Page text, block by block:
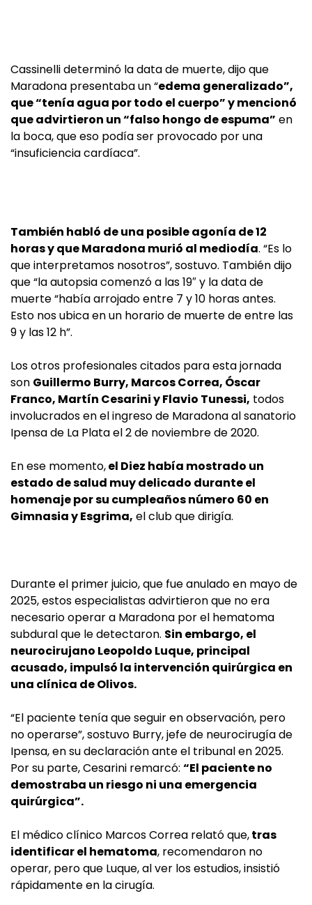
Cassinelli determinó la data de muerte, dijo que
Maradona presentaba un “edema generalizado”,
que “tenía agua por todo el cuerpo” y mencionó
que advirtieron un “falso hongo de espuma” en
la boca, que eso podía ser provocado por una
“insuficiencia cardíaca”.
También habló de una posible agonía de 12
horas y que Maradona murió al mediodía. “Es lo
que interpretamos nosotros”, sostuvo. También dijo
que “la autopsia comenzó a las 19″ y la data de
muerte “había arrojado entre 7 y 10 horas antes.
Esto nos ubica en un horario de muerte de entre las
9 y las 12 h”.
Los otros profesionales citados para esta jornada
son Guillermo Burry, Marcos Correa, Óscar
Franco, Martín Cesarini y Flavio Tunessi, todos
involucrados en el ingreso de Maradona al sanatorio
Ipensa de La Plata el 2 de noviembre de 2020.
En ese momento,el Diez había mostrado un
estado de salud muy delicado durante el
homenaje por su cumpleaños número 60 en
Gimnasia y Esgrima, el club que dirigía.
Durante el primer juicio, que fue anulado en mayo de
2025, estos especialistas advirtieron que no era
necesario operar a Maradona por el hematoma
subdural que le detectaron. Sin embargo, el
neurocirujano Leopoldo Luque, principal
acusado, impulsó la intervención quirúrgica en
una clínica de Olivos.
“El paciente tenía que seguir en observación, pero
no operarse”, sostuvo Burry, jefe de neurocirugía de
Ipensa, en su declaración ante el tribunal en 2025.
Por su parte, Cesarini remarcó: “El paciente no
demostraba un riesgo ni una emergencia
quirúrgica”.
El médico clínico Marcos Correa relató que,tras
identificar el hematoma, recomendaron no
operar, pero que Luque, al ver los estudios, insistió
rápidamente en la cirugía.